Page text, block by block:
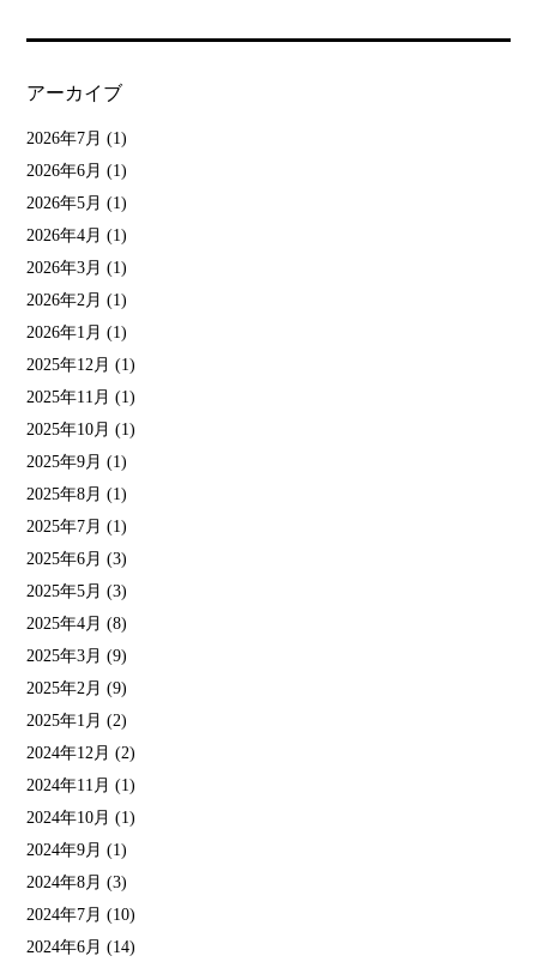
アーカイブ
2026年7月 (1)
2026年6月 (1)
2026年5月 (1)
2026年4月 (1)
2026年3月 (1)
2026年2月 (1)
2026年1月 (1)
2025年12月 (1)
2025年11月 (1)
2025年10月 (1)
2025年9月 (1)
2025年8月 (1)
2025年7月 (1)
2025年6月 (3)
2025年5月 (3)
2025年4月 (8)
2025年3月 (9)
2025年2月 (9)
2025年1月 (2)
2024年12月 (2)
2024年11月 (1)
2024年10月 (1)
2024年9月 (1)
2024年8月 (3)
2024年7月 (10)
2024年6月 (14)